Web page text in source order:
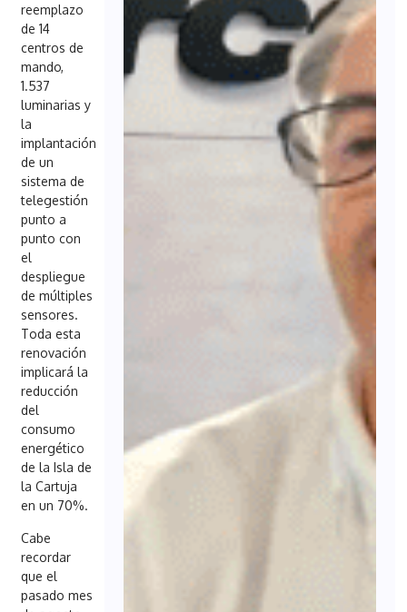
reemplazo
de 14
centros de
mando,
1.537
luminarias y
la
implantación
de un
sistema de
telegestión
punto a
punto con
el
despliegue
de múltiples
sensores.
Toda esta
renovación
implicará la
reducción
del
consumo
energético
de la Isla de
la Cartuja
en un 70%.
Cabe
recordar
que el
pasado mes